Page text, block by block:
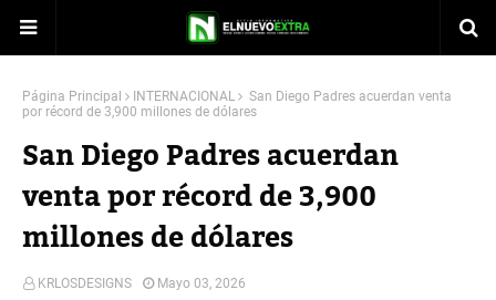
Página Principal INTERNACIONAL
San Diego Padres acuerdan venta
por récord de 3,900 millones de dólares
San Diego Padres acuerdan
venta por récord de 3,900
millones de dólares
KRLOSDESIGNS Mayo 03, 2026